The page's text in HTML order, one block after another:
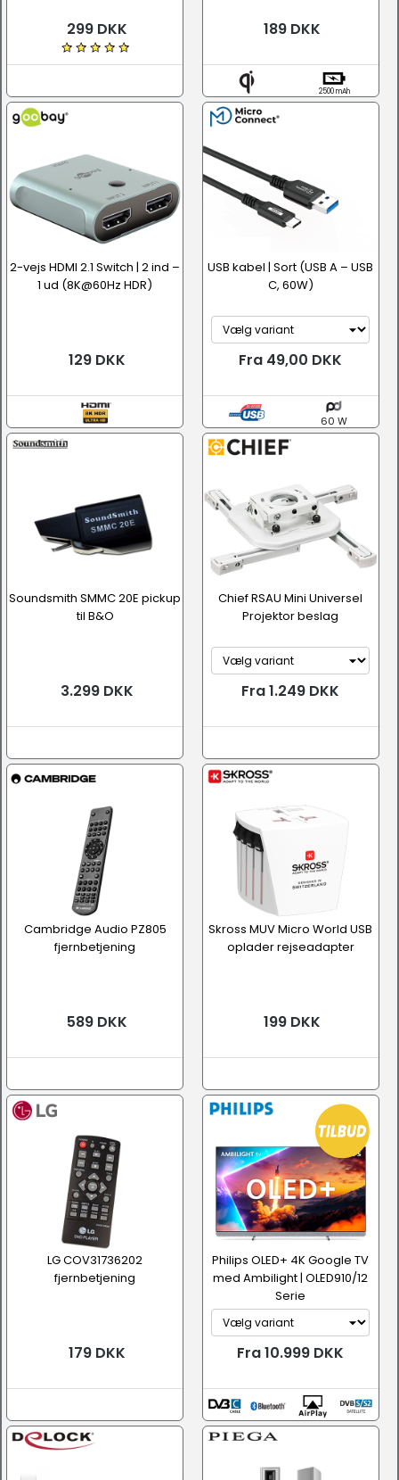
299 DKK 189 DKK
2500 mAh
2-vejs HDMI 2.1 Switch | 2 ind –
1 ud (8K@60Hz HDR)
129 DKK
USB kabel | Sort (USB A – USB
C, 60W)
Fra 49,00 DKK
60 W
Soundsmith SMMC 20E pickup
til B&O
3.299 DKK
Chief RSAU Mini Universel
Projektor beslag
Fra 1.249 DKK
Cambridge Audio PZ805
fjernbetjening
589 DKK
Skross MUV Micro World USB
oplader rejseadapter
199 DKK
LG COV31736202
fjernbetjening
179 DKK
Philips OLED+ 4K Google TV
med Ambilight | OLED910/12
Serie
Fra 10.999 DKK